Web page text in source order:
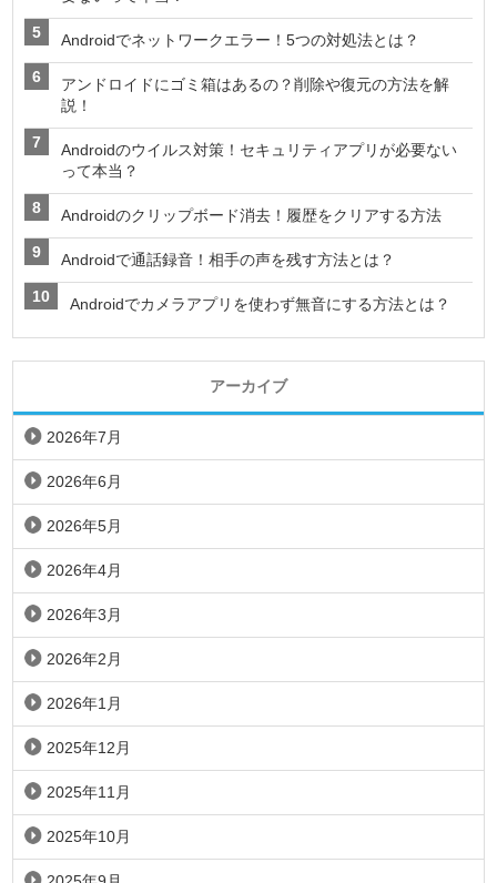
Androidでネットワークエラー！5つの対処法とは？
アンドロイドにゴミ箱はあるの？削除や復元の方法を解
説！
Androidのウイルス対策！セキュリティアプリが必要ない
って本当？
Androidのクリップボード消去！履歴をクリアする方法
Androidで通話録音！相手の声を残す方法とは？
Androidでカメラアプリを使わず無音にする方法とは？
アーカイブ
2026年7月
2026年6月
2026年5月
2026年4月
2026年3月
2026年2月
2026年1月
2025年12月
2025年11月
2025年10月